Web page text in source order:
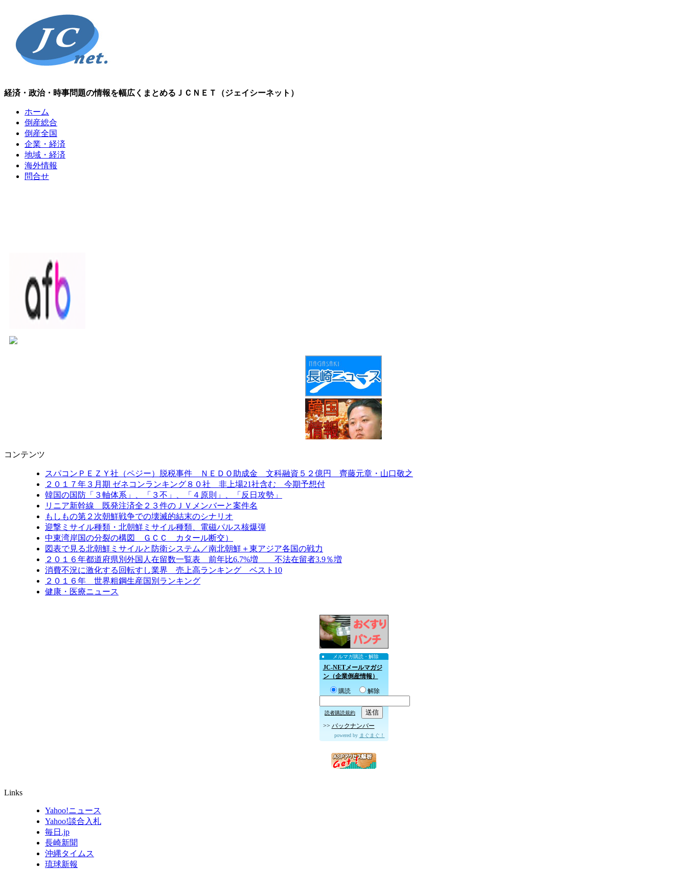
経済・政治・時事問題の情報を幅広くまとめるＪＣＮＥＴ（ジェイシーネット）
ホーム
倒産総合
倒産全国
企業・経済
地域・経済
海外情報
問合せ
コンテンツ
スパコンＰＥＺＹ社（ペジー）脱税事件 ＮＥＤＯ助成金 文科融資５２億円 齊藤元章・山口敬之
２０１７年３月期 ゼネコンランキング８０社 非上場21社含む 今期予想付
韓国の国防「３軸体系」、「３不」、「４原則」、「反日攻勢」
リニア新幹線 既発注済全２３件のＪＶメンバーと案件名
もしもの第２次朝鮮戦争での壊滅的結末のシナリオ
迎撃ミサイル種類・北朝鮮ミサイル種類、電磁パルス核爆弾
中東湾岸国の分裂の構図 ＧＣＣ カタール断交）
図表で見る北朝鮮ミサイルと防衛システム／南北朝鮮＋東アジア各国の戦力
２０１６年都道府県別外国人在留数一覧表 前年比6.7%増 不法在留者3.9％増
消費不況に激化する回転すし業界 売上高ランキング ベスト10
２０１６年 世界粗鋼生産国別ランキング
健康・医療ニュース
メルマガ購読・解除
JC-NETメールマガジ
ン（企業倒産情報）
購読 解除
読者購読規約
>> バックナンバー
powered by まぐまぐ！
Links
Yahoo!ニュース
Yahoo!談合入札
毎日.jp
長崎新聞
沖縄タイムス
琉球新報